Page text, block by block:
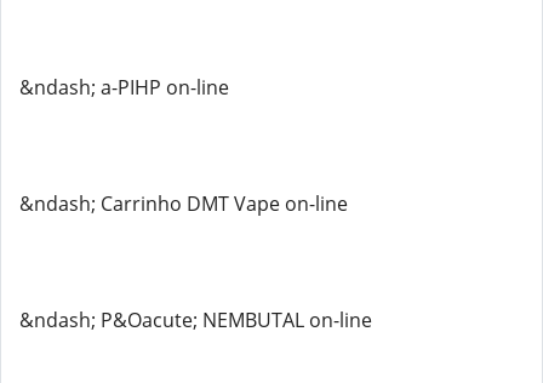
&ndash; a-PIHP on-line
&ndash; Carrinho DMT Vape on-line
&ndash; P&Oacute; NEMBUTAL on-line